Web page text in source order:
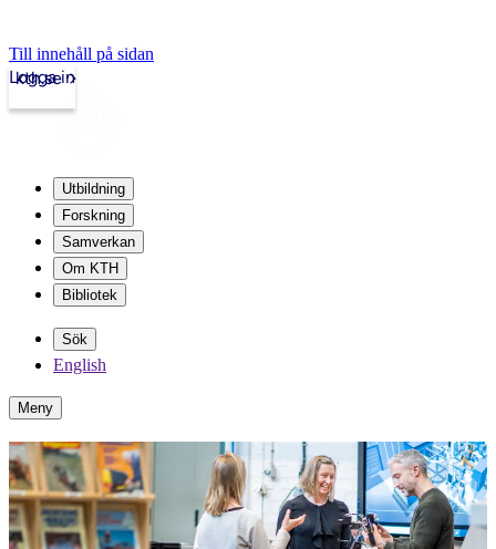
Till innehåll på sidan
kth.se
Logga in
Utbildning
Forskning
Samverkan
Om KTH
Bibliotek
Sök
English
Meny